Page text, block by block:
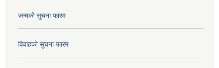
जन्मको सुचना फारम
विवाहको सुचना फारम